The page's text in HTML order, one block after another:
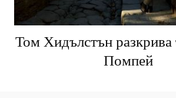
Том Хидълстън разкрива